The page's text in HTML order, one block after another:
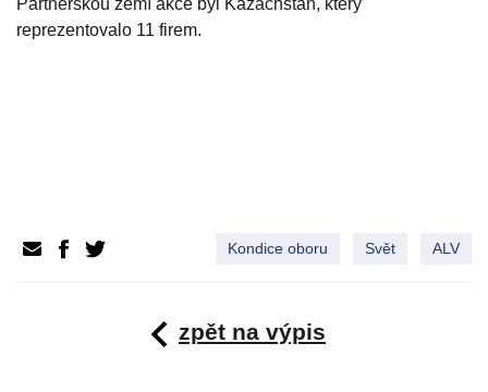
Partnerskou zemí akce byl Kazachstán, který
reprezentovalo 11 firem.
Kondice oboru Svět ALV
zpět na výpis